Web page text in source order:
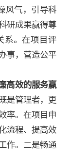
风气，引导科
研成果赢得尊
系。在项目评
事，营造公平
高效的服务赢
是管理者，更
率。在项目申
流程、提高效
作。二是畅通